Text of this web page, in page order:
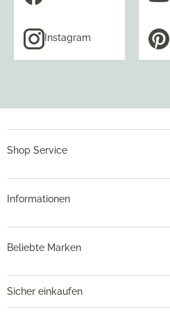
Instagram
Shop Service
Informationen
Beliebte Marken
Sicher einkaufen